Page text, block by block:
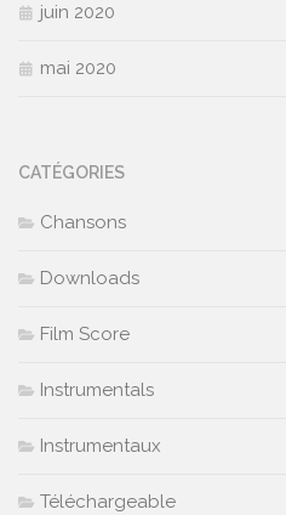
juin 2020
mai 2020
CATÉGORIES
Chansons
Downloads
Film Score
Instrumentals
Instrumentaux
Téléchargeable